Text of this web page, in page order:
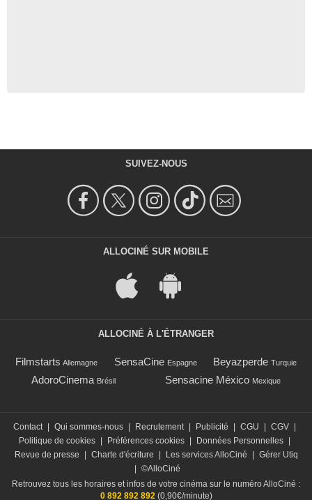
SUIVEZ-NOUS
ALLOCINÉ SUR MOBILE
ALLOCINÉ À L'ÉTRANGER
Filmstarts Allemagne SensaCine Espagne Beyazperde Turquie
AdoroCinema Brésil Sensacine México Mexique
Contact | Qui sommes-nous | Recrutement | Publicité | CGU | CGV |
Politique de cookies | Préférences cookies | Données Personnelles |
Revue de presse
| Charte d'écriture | Les services AlloCiné | Gérer Utiq
| ©AlloCiné
Retrouvez tous les horaires et infos de votre cinéma sur le numéro AlloCiné :
0 892 892 892 (0,90€/minute)